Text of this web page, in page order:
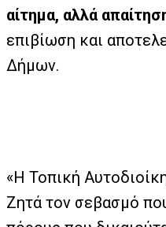
αίτημα, αλλά
επιβίωση και
Δήμων.
«Η Τοπική
Ζητά τον σεβασμό